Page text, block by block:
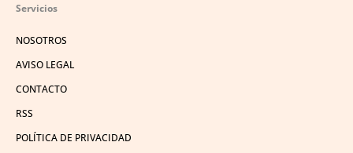
Servicios
NOSOTROS
AVISO LEGAL
CONTACTO
RSS
POLÍTICA DE PRIVACIDAD